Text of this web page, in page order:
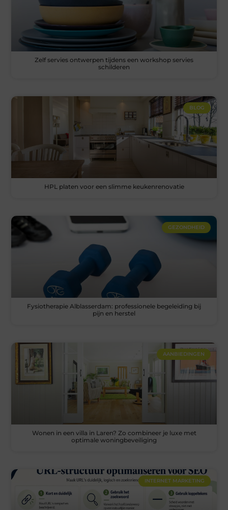
Zelf servies ontwerpen tijdens een workshop servies
schilderen
BLOG
HPL platen voor een slimme keukenrenovatie
GEZONDHEID
Fysiotherapie Alblasserdam: professionele begeleiding bij
pijn en herstel
AANBIEDINGEN
Wonen in een villa in Laren? Zo combineer je luxe met
optimale woningbeveiliging
INTERNET MARKETING